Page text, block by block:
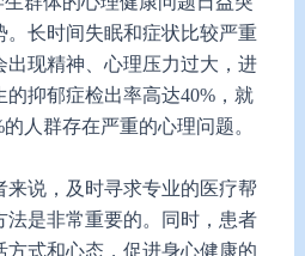
。长时间失眠和症状比较严重
出现精神、心理压力过大，进
抑郁症检出率高达40%，就
人群存在严重的心理问题。
来说，及时寻求专业的医疗帮
法是非常重要的。同时，患者
方式和心态，促进身心健康的